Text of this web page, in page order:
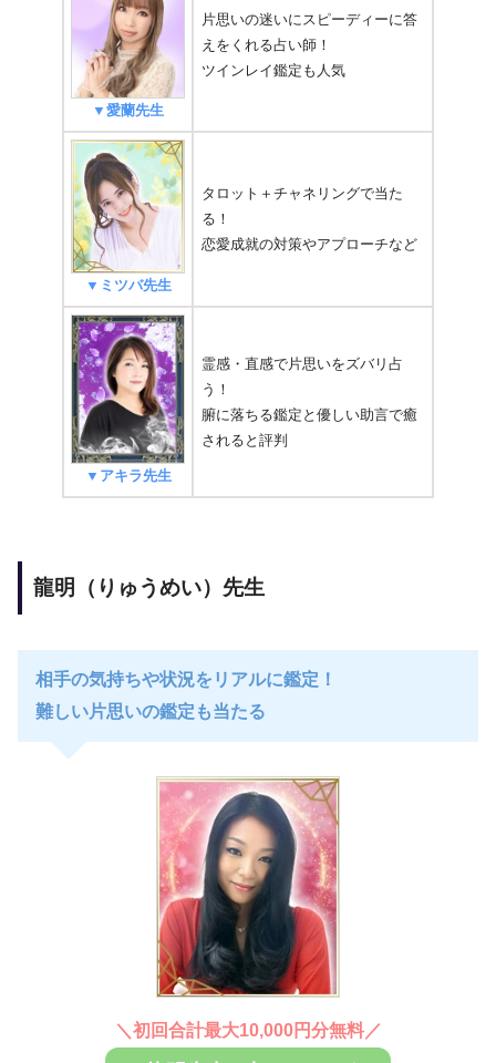
▼愛蘭先生
片思いの迷いにスピーディーに答
えをくれる占い師！
ツインレイ鑑定も人気
▼ミツバ先生
タロット＋チャネリングで当た
る！
恋愛成就の対策やアプローチなど
▼アキラ先生
霊感・直感で片思いをズバリ占
う！
腑に落ちる鑑定と優しい助言で癒
されると評判
龍明（りゅうめい）先生
相手の気持ちや状況をリアルに鑑定！
難しい片思いの鑑定も当たる
＼ 初回合計最大10,000円分無料／